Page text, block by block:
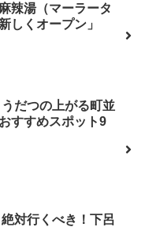
辣湯（マーラータ
しくオープン」
うだつの上がる町並
すすめスポット9
絶対行くべき！下呂